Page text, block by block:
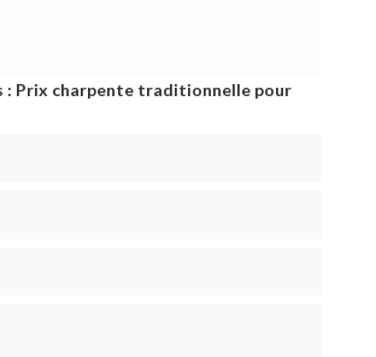
: Prix charpente traditionnelle pour